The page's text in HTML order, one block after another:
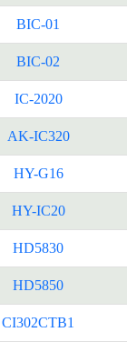
BIC-01
BIC-02
IC-2020
AK-IC320
HY-G16
HY-IC20
HD5830
HD5850
CI302CTB1